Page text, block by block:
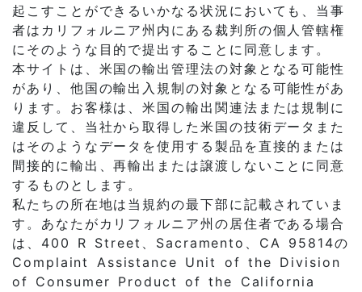
起こすことができるいかなる状況においても、当事
者はカリフォルニア州内にある裁判所の個人管轄権
にそのような目的で提出することに同意します。
本サイトは、米国の輸出管理法の対象となる可能性
があり、他国の輸出入規制の対象となる可能性があ
ります。お客様は、米国の輸出関連法または規制に
違反して、当社から取得した米国の技術データまた
はそのようなデータを使用する製品を直接的または
間接的に輸出、再輸出または譲渡しないことに同意
するものとします。
私たちの所在地は当規約の最下部に記載されていま
す。あなたがカリフォルニア州の居住者である場合
は、400 R Street、Sacramento、CA 95814の
Complaint Assistance Unit of the Division
of Consumer Product of the California